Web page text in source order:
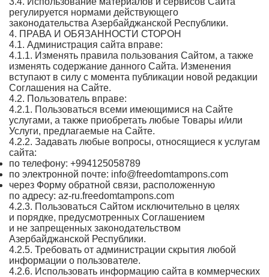
регулируется нормами действующего
законодательства Азербайджанской Республики.
4. ПРАВА И ОБЯЗАННОСТИ СТОРОН
4.1. Администрация сайта вправе:
4.1.1. Изменять правила пользования Сайтом, а также
изменять содержание данного Сайта. Изменения
вступают в силу с момента публикации новой редакции
Соглашения на Сайте.
4.2. Пользователь вправе:
4.2.1. Пользоваться всеми имеющимися на Сайте
услугами, а также приобретать любые Товары и/или
Услуги, предлагаемые на Сайте.
4.2.2. Задавать любые вопросы, относящиеся к услугам
сайта:
по телефону: +994125058789
по электронной почте: info@freedomtampons.com
через Форму обратной связи, расположенную
по адресу: az-ru.freedomtampons.com
4.2.3. Пользоваться Сайтом исключительно в целях
и порядке, предусмотренных Соглашением
и не запрещенных законодательством
Азербайджанской Республики.
4.2.5. Требовать от администрации скрытия любой
информации о пользователе.
4.2.6. Использовать информацию сайта в коммерческих